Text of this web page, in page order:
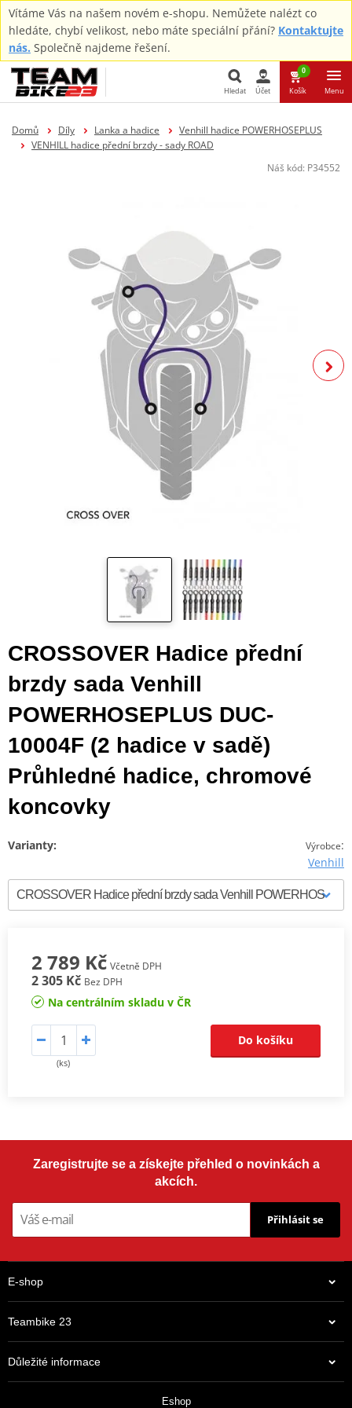
Vítáme Vás na našem novém e-shopu. Nemůžete nalézt co
hledáte, chybí velikost, nebo máte speciální přání? Kontaktujte
nás. Společně najdeme řešení.
Hledat
Hledat Účet
0
Košík Menu
Domů Díly Lanka a hadice
Venhill hadice POWERHOSEPLUS
VENHILL hadice přední brzdy - sady ROAD
Náš kód: P34552
CROSSOVER Hadice přední
brzdy sada Venhill
POWERHOSEPLUS DUC-
10004F (2 hadice v sadě)
Průhledné hadice, chromové
koncovky
Výrobce:
Venhill
Varianty:
2 789 Kč Včetně DPH
2 305 Kč Bez DPH
Na centrálním skladu v ČR
(ks)
Do košíku
Zaregistrujte se a získejte přehled o novinkách a
akcích.
Přihlásit se
E-shop
Teambike 23
Důležité informace
Eshop